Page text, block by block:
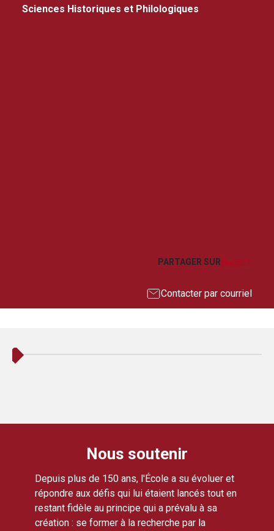
PARTAGER SUR Facebook
LinkedIn
Contacter par courriel
Sciences Historiques et Philologiques
Nous soutenir
Depuis plus de 150 ans, l'École a su évoluer et
répondre aux défis qui lui étaient lancés tout en
restant fidèle au principe qui a prévalu à sa
création : se former à la recherche par la